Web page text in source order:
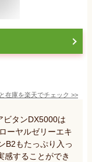
在庫を楽天でチェック >>
ビタンDX5000は
ーヤルゼリーエキ
B2もたっぷり入っ
感することができ